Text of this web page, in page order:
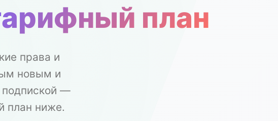
план
права и
новым и
—
план ниже.